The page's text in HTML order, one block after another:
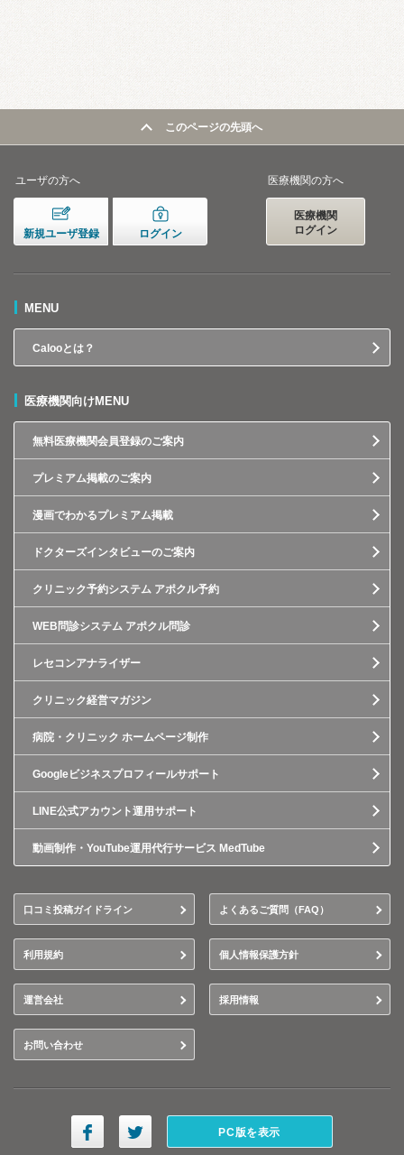
このページの先頭へ
ユーザの方へ
新規ユーザ登録 ログイン
医療機関の方へ
医療機関
ログイン
MENU
Calooとは？
医療機関向けMENU
無料医療機関会員登録のご案内
プレミアム掲載のご案内
漫画でわかるプレミアム掲載
ドクターズインタビューのご案内
クリニック予約システム アポクル予約
WEB問診システム アポクル問診
レセコンアナライザー
クリニック経営マガジン
病院・クリニック ホームページ制作
Googleビジネスプロフィールサポート
LINE公式アカウント運用サポート
動画制作・YouTube運用代行サービス MedTube
口コミ投稿ガイドライン よくあるご質問（FAQ）
利用規約 個人情報保護方針
運営会社 採用情報
お問い合わせ
PC版を表示